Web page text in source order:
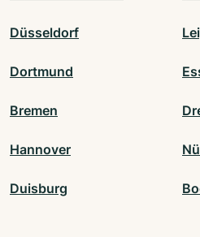
Düsseldorf
Dortmund
Bremen
Hannover
Duisburg